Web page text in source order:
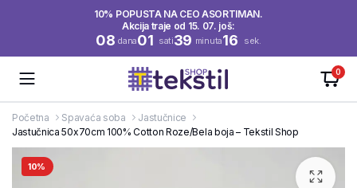
10% POPUSTA NA CEO ASORTIMAN.
Akcija traje od 15. 07. još:
08 dana01 sati39 minuta16 sek.
0
Početna Spavaća soba
Jastučnice
Jastučnica 50x70cm 100% Cotton Roze/Bela boja – Tekstil Shop
10%